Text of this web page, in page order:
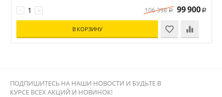
+
− 106 398 Р 99 900 Р
В КОРЗИНУ
ПОДПИШИТЕСЬ НА НАШИ НОВОСТИ И БУДЬТЕ В
КУРСЕ ВСЕХ АКЦИЙ И НОВИНОК!